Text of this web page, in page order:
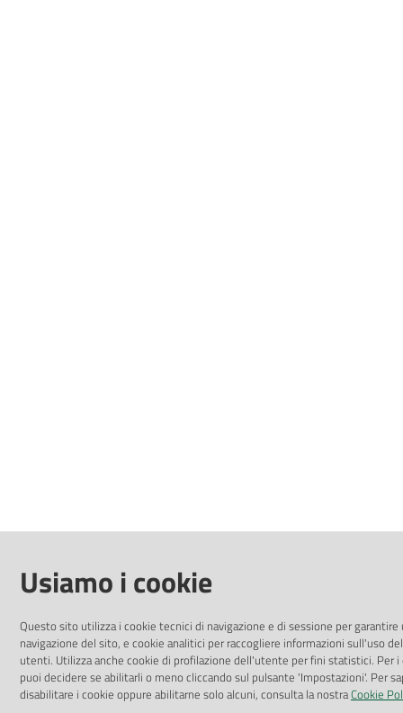
Usiamo i cookie
Questo sito utilizza i cookie tecnici di navigazione e di sessione per
navigazione del sito, e cookie analitici per raccogliere informazioni sull'uso
utenti. Utilizza anche cookie di profilazione dell'utente per fini statistici. Per
puoi decidere se abilitarli o meno cliccando sul pulsante 'Impostazioni'. Per
disabilitare i cookie oppure abilitarne solo alcuni, consulta la nostraCookie